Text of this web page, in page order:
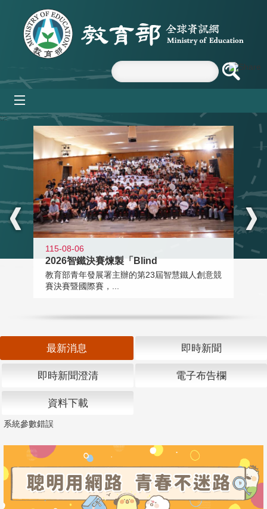
跳到主要內容區塊
:::
115-08-06
2026智鐵決賽煉製「Blind
教育部青年發展署主辦的第23屆智慧鐵人創意競
賽決賽暨國際賽，...
最新消息 即時新聞
即時新聞澄清 電子布告欄
資料下載
系統參數錯誤